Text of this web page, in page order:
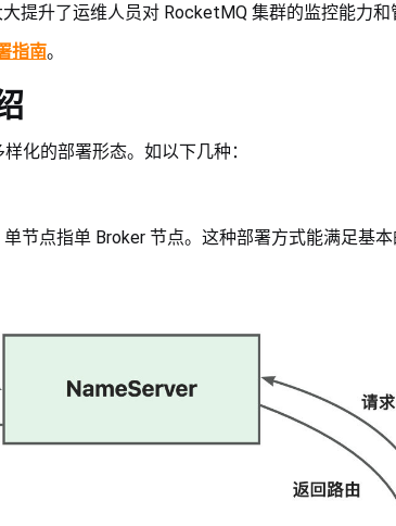
提升了运维人员对 RocketMQ 集群的监控能力和
指南。
化的部署形态。如以下几种：
节点指单 Broker 节点。这种部署方式能满足基本